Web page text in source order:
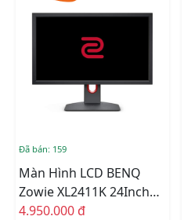
Đã bán: 159
Màn Hình LCD BENQ
Zowie XL2411K 24Inch
FullHD 144Hz TN 1ms
4.950.000 đ